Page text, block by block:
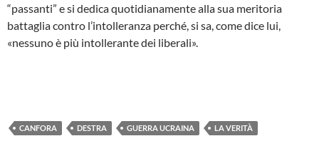
“passanti” e si dedica quotidianamente alla sua meritoria
battaglia contro l’intolleranza perché, si sa, come dice lui,
«nessuno è più intollerante dei liberali».
CANFORA DESTRA GUERRA UCRAINA LA VERITÀ